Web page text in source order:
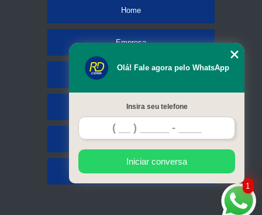
Home
Empresa
Serviços
Contato
Mapa do site
1
Olá! Fale agora pelo WhatsApp
Insira seu telefone
Iniciar conversa